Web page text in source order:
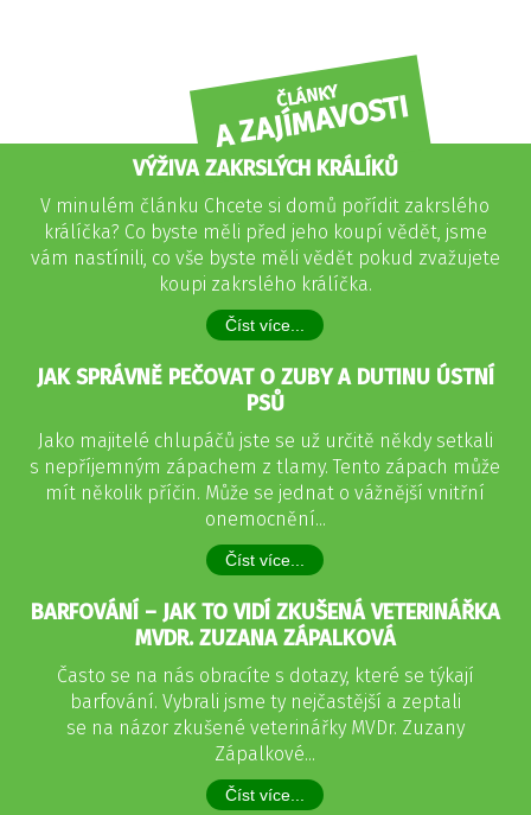
ČLÁNKY
A ZAJÍMAVOSTI
VÝŽIVA ZAKRSLÝCH KRÁLÍKŮ
V minulém článku Chcete si domů pořídit zakrslého
králíčka? Co byste měli před jeho koupí vědět, jsme
vám nastínili, co vše byste měli vědět pokud zvažujete
koupi zakrslého králíčka.
Číst více...
JAK SPRÁVNĚ PEČOVAT O ZUBY A DUTINU ÚSTNÍ
PSŮ
Jako majitelé chlupáčů jste se už určitě někdy setkali
s nepříjemným zápachem z tlamy. Tento zápach může
mít několik příčin. Může se jednat o vážnější vnitřní
onemocnění...
Číst více...
BARFOVÁNÍ – JAK TO VIDÍ ZKUŠENÁ VETERINÁŘKA
MVDR. ZUZANA ZÁPALKOVÁ
Často se na nás obracíte s dotazy, které se týkají
barfování. Vybrali jsme ty nejčastější a zeptali
se na názor zkušené veterinářky MVDr. Zuzany
Zápalkové...
Číst více...